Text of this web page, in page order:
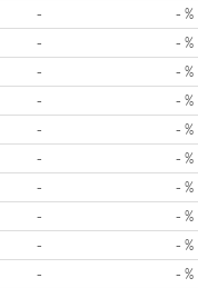
- - %
- - %
- - %
- - %
- - %
- - %
- - %
- - %
- - %
- - %